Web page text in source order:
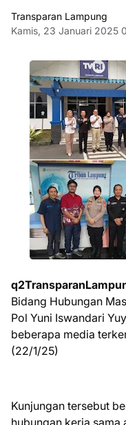
Transparan Lampung
Kamis, 23 Januari 2025
Bidang Hubungan
Pol Yuni Iswandari
beberapa media
(22/1/25)
Kunjungan tersebut
hubungan kerja sama